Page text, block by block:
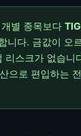
개별 종목보다
니다. 금값이 오
리스크가 없습니
으로 편입하는